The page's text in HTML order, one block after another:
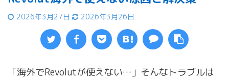
2026年3月27日 2026年3月26日
「海外でRevolutが使えない…」そんなトラブルは